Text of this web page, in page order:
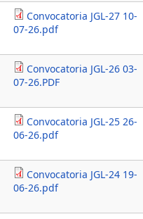
Convocatoria JGL-27 10-
07-26.pdf
Convocatoria JGL-26 03-
07-26.PDF
Convocatoria JGL-25 26-
06-26.pdf
Convocatoria JGL-24 19-
06-26.pdf